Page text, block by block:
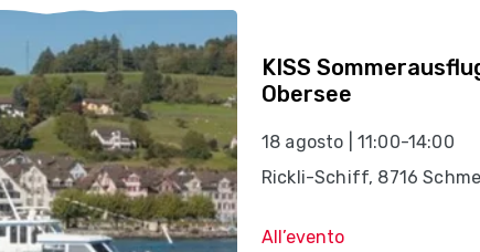
KISS
Obersee
18 agosto | 11:00-14:00
Rickli-Schiff, 8716
All’evento